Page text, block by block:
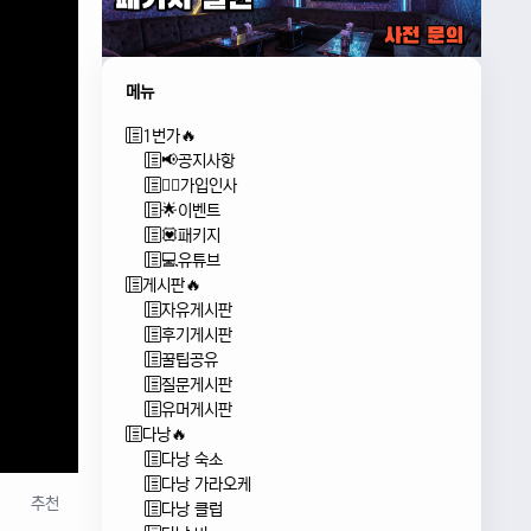
추천
메뉴
1번가🔥
📢공지사항
🙇‍♂️가입인사
🌟이벤트
💟패키지
💻유튜브
게시판🔥
자유게시판
후기게시판
꿀팁공유
질문게시판
유머게시판
다낭🔥
다낭 숙소
다낭 가라오케
다낭 클럽